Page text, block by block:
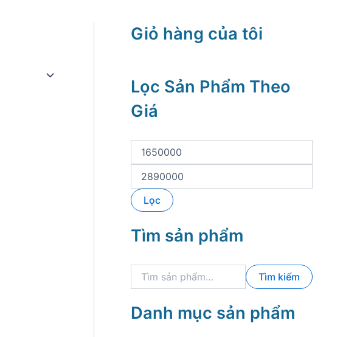
Giỏ hàng của tôi
Lọc Sản Phẩm Theo
Giá
ố
i
h
u
á
t
i
đ
Lọc
Tìm sản phẩm
k
Tìm kiếm
Danh mục sản phẩm